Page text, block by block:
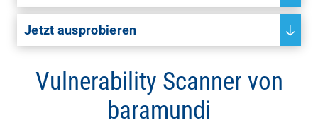
Jetzt ausprobieren
Vulnerability Scanner von
baramundi